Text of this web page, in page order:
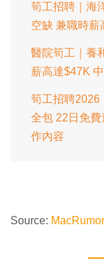
筍工招聘｜海
空缺 兼職時薪
醫院筍工｜養
薪高達$47K
筍工招聘2026
全包 22日免
作內容
Source: